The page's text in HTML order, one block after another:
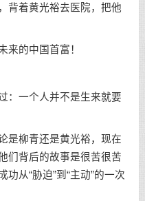
背着黄光裕去医院，把他
的中国首富！
一个人并不是生来就要
柳青还是黄光裕，现在
们背后的故事是很苦很苦
从“胁迫”到“主动”的一次